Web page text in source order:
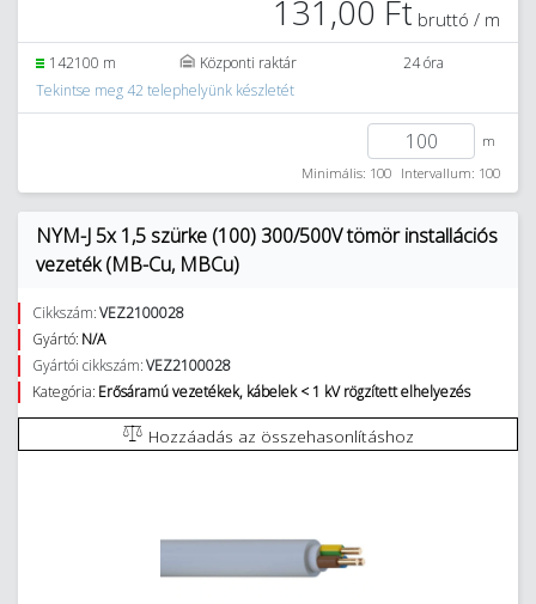
131,00 Ft bruttó / m
142100 m Központi raktár
24 óra
Tekintse meg 42 telephelyünk készletét
m
Minimális: 100 Intervallum: 100
NYM-J 5x 1,5 szürke (100) 300/500V tömör installációs
vezeték (MB-Cu, MBCu)
Cikkszám:VEZ2100028
Gyártó: N/A
Gyártói cikkszám:VEZ2100028
Kategória: Erősáramú vezetékek, kábelek < 1 kV rögzített elhelyezés
Hozzáadás az összehasonlításhoz